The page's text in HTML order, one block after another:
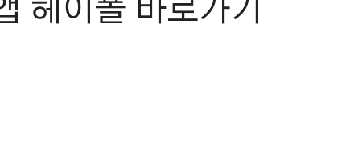
헤이폴 바로가기